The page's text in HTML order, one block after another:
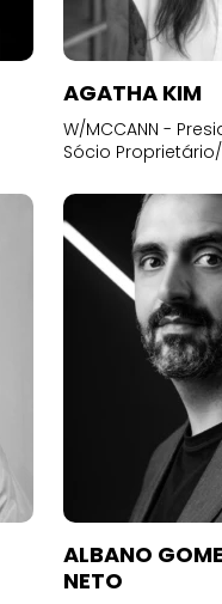
AGATHA KIM
W/MCCANN -
Sócio
ALBANO
NETO